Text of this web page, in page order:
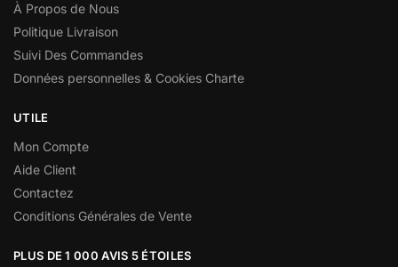
À Propos de Nous
Politique Livraison
Suivi Des Commandes
Données personnelles & Cookies Charte
UTILE
Mon Compte
Aide Client
Contactez
Conditions Générales de Vente
PLUS DE 1 000 AVIS 5 ÉTOILES